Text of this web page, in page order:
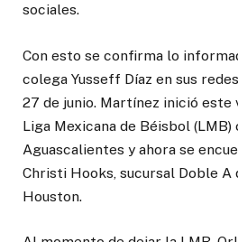
sociales.
Con esto se confirma lo
colega Yusseff Díaz en sus
27 de junio. Martínez inició este
Liga Mexicana de Béisbol
Aguascalientes y ahora se
Christi Hooks, sucursal Doble A
Houston.